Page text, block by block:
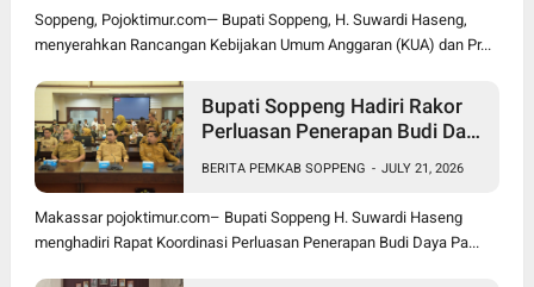
Soppeng, Pojoktimur.com— Bupati Soppeng, H. Suwardi Haseng,
menyerahkan Rancangan Kebijakan Umum Anggaran (KUA) dan Pr...
Bupati Soppeng Hadiri Rakor
Perluasan Penerapan Budi Daya
BERITA PEMKAB SOPPENG - JULY 21, 2026
Makassar pojoktimur.com– Bupati Soppeng H. Suwardi Haseng
menghadiri Rapat Koordinasi Perluasan Penerapan Budi Daya Pa...